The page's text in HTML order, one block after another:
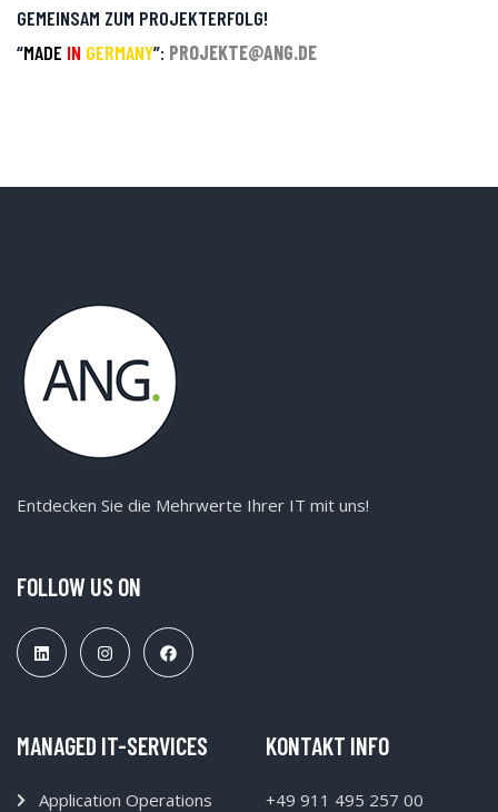
GEMEINSAM ZUM PROJEKTERFOLG!
“MADE IN GERMANY”: PROJEKTE@ANG.DE
Entdecken Sie die Mehrwerte Ihrer IT mit uns!
FOLLOW US ON
MANAGED IT-SERVICES
Application Operations
KONTAKT INFO
+49 911 495 257 00